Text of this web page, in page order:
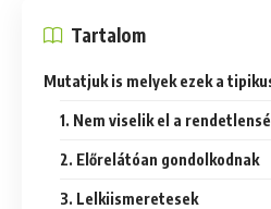
Tartalom
Mutatjuk is melyek ezek a
1. Nem viselik el a
2. Előrelátóan gondolkodnak
3. Lelkiismeretesek